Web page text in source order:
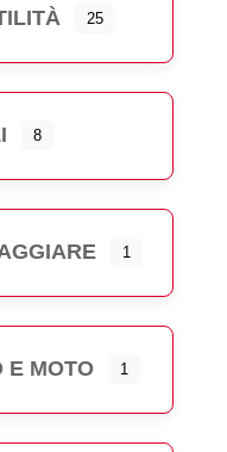
25
sub-categories
8
sub-categories
1
E MOTO 1